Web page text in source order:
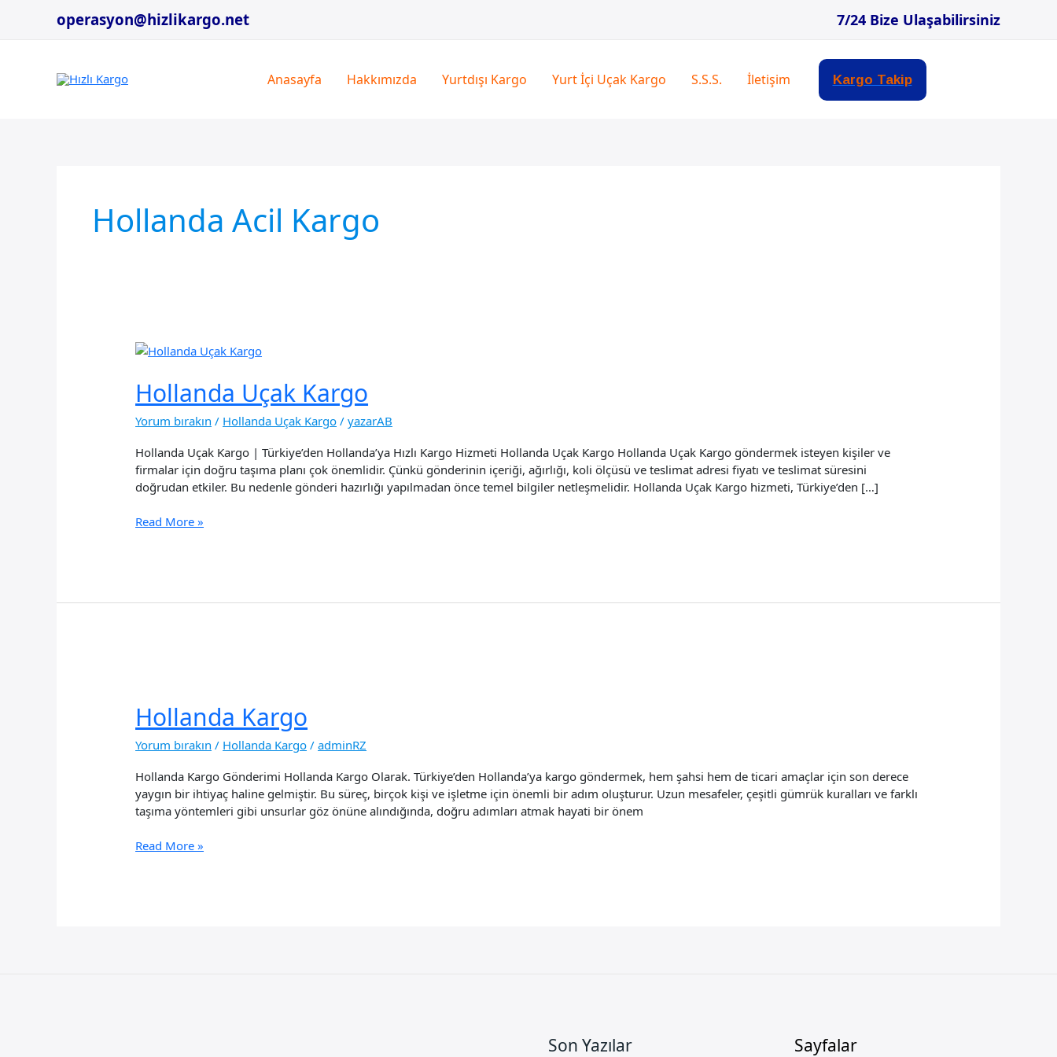
operasyon@hizlikargo.net 7/24 Bize Ulaşabilirsiniz
Anasayfa Hakkımızda Yurtdışı Kargo Yurt İçi Uçak Kargo S.S.S. İletişim Kargo Takip
Hollanda Acil Kargo
Hollanda Uçak Kargo
Yorum bırakın / Hollanda Uçak Kargo /yazarAB
Hollanda Uçak Kargo | Türkiye’den Hollanda’ya Hızlı Kargo Hizmeti Hollanda Uçak Kargo Hollanda Uçak Kargo göndermek isteyen kişiler ve
firmalar için doğru taşıma planı çok önemlidir. Çünkü gönderinin içeriği, ağırlığı, koli ölçüsü ve teslimat adresi fiyatı ve teslimat süresini
doğrudan etkiler. Bu nedenle gönderi hazırlığı yapılmadan önce temel bilgiler netleşmelidir. Hollanda Uçak Kargo hizmeti, Türkiye’den […]
Hollanda
Read More »
Hollanda Kargo
Yorum bırakın / Hollanda Kargo /adminRZ
Hollanda Kargo Gönderimi Hollanda Kargo Olarak. Türkiye’den Hollanda’ya kargo göndermek, hem şahsi hem de ticari amaçlar için son derece
yaygın bir ihtiyaç haline gelmiştir. Bu süreç, birçok kişi ve işletme için önemli bir adım oluşturur. Uzun mesafeler, çeşitli gümrük kuralları ve farklı
taşıma yöntemleri gibi unsurlar göz önüne alındığında, doğru adımları atmak hayati bir önem
Hollanda
Read More »
Son Yazılar Sayfalar